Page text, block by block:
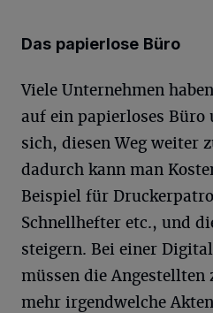
Das papierlose Büro
Viele Unternehmen
auf ein papierloses
sich, diesen Weg weiter
dadurch kann man
Beispiel für
Schnellhefter etc., und
steigern. Bei einer
müssen die
mehr irgendwelche